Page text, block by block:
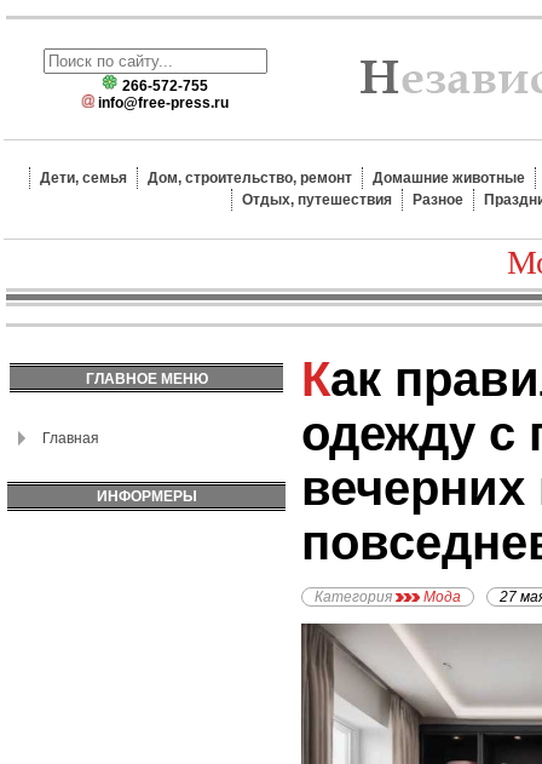
266-572-755
info@free-press.ru
Дети, семья Дом, строительство, ремонт
Домашние животные
Отдых, путешествия
Разное
ГЛАВНОЕ МЕНЮ
Главная
ИНФОРМЕРЫ
Как правильно сочетать
одежду с
вечерних
Категория Мода 27